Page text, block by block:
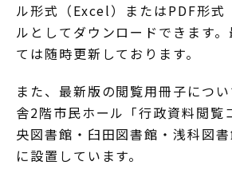
ル形式（Excel）またはPDF形式
ルとしてダウンロードできます
ては随時更新しております。
また、最新版の閲覧用冊子につ
舎2階市民ホール「行政資料閲覧
央図書館・臼田図書館・浅科図
に設置しています。